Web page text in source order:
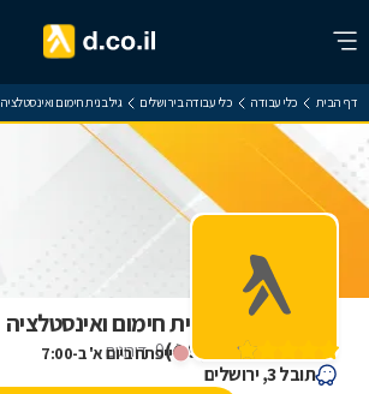
דף הבית כלי עבודה כלי עבודה בירושלים גיל בנית חימום ואינסטלציה
ייפתח ביום א' ב-7:00
ביקורת על גיל בנית חימום ואינסטלציה
(
4.9
)
9דירוגים
תובל 3, ירושלים